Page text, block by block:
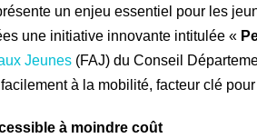
un enjeu essentiel pour les
une initiative innovante intitulée «
Jeunes(FAJ) du Conseil
à la mobilité, facteur clé
à moindre coût